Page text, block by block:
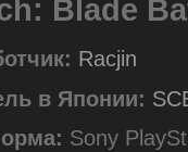
Blade
Racjin
в Японии:
Sony